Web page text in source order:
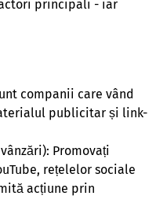
principali - iar
companii care vând
publicitar și link-
Promovați
rețelelor sociale
acțiune prin